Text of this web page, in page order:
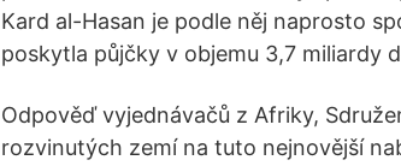
Kard al-Hasan je podle něj naprosto
poskytla půjčky v objemu 3,7 miliardy
Odpověď vyjednávačů z Afriky,
rozvinutých zemí na tuto nejnovější